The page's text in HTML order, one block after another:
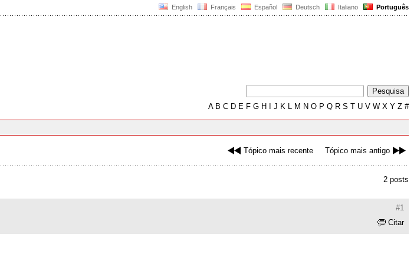
English Français Español Deutsch Italiano Português
AB C D E F G H J K L M N O P Q R S T U V W X Y Z #
Tópico mais recente Tópico mais antigo
2 posts
#1
Citar